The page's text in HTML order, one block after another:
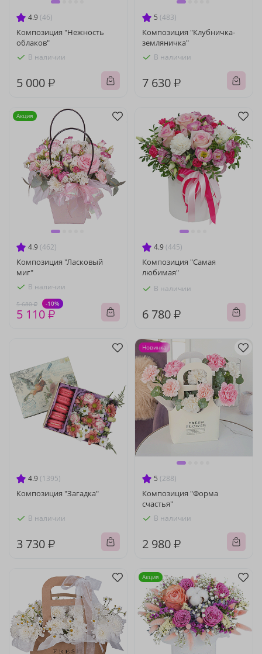
4.9 (46)
Композиция "Нежность
облаков"
В наличии
5 000 ₽
5 (483)
Композиция "Клубничка-
земляничка"
В наличии
7 630 ₽
4.9 (462)
Композиция "Ласковый
миг"
В наличии
5 680 ₽ -10%
5 110 ₽
Акция
4.9 (445)
Композиция "Самая
любимая"
В наличии
6 780 ₽
4.9 (1395)
Композиция "Загадка"
В наличии
3 730 ₽
5 (288)
Композиция "Форма
счастья"
В наличии
2 980 ₽
Новинка
Акция